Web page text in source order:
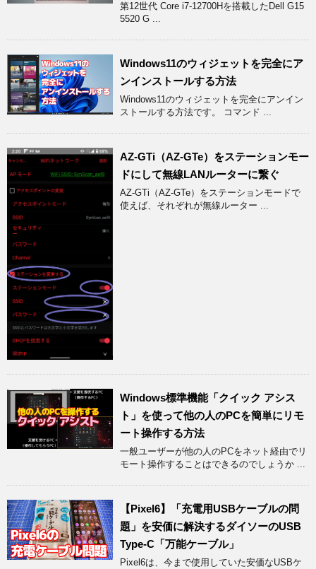
第12世代 Core i7-12700Hを搭載したDell G15
5520 G ...
Windows11のウィジェットを完全にア
ンインストールする方法
Windows11のウィジェットを完全にアンイン
ストールする方法です。 コマンド ...
AZ-GTi（AZ-GTe）をステーションモー
ドにして無線LANルーターに繋ぐ
AZ-GTi（AZ-GTe）をステーションモードで
使えば、それぞれが無線ルーター ...
Windows標準機能「クイック アシス
ト」を使って他の人のPCを簡単にリモ
ート操作する方法
一般ユーザーが他の人のPCをネット経由でリ
モート操作することはできるのでしょうか ...
【Pixel6】「充電用USBケーブルの問
題」を安価に解決するダイソーのUSB
Type-C「万能ケーブル」
Pixel6は、今まで使用していた安価なUSBケ